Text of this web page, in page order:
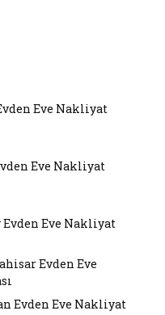
Eve Nakliyat
Eve Nakliyat
Evden Eve Nakliyat
Evden Eve
Evden Eve Nakliyat